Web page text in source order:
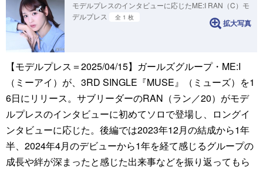
モデルプレスのインタビューに応じたME:I RAN（C）モ
デルプレス
全 1 枚
拡大写真
【モデルプレス＝2025/04/15】ガールズグループ・ME:I
（ミーアイ）が、3RD SINGLE『MUSE』（ミューズ）を1
6日にリリース。サブリーダーのRAN（ラン／20）がモデ
ルプレスのインタビューに初めてソロで登場し、ロングイ
ンタビューに応じた。後編では2023年12月の結成から1年
半、2024年4月のデビューから1年を経て感じるグループの
成長や絆が深まったと感じた出来事などを振り返ってもら